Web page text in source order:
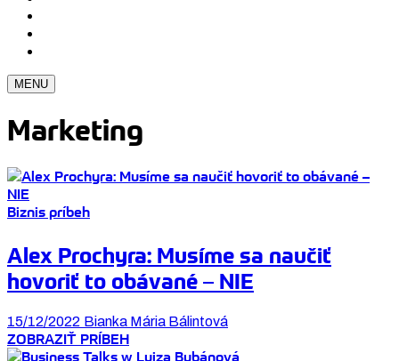
MENU
Marketing
Biznis príbeh
Alex Prochyra: Musíme sa naučiť
hovoriť to obávané – NIE
15/12/2022 Bianka Mária Bálintová
ZOBRAZIŤ PRÍBEH